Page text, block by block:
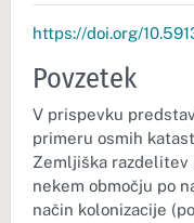
https://doi.org/
Povzetek
V prispevku
primeru osmih
Zemljiška razdelitev
nekem območju po
način kolonizacije